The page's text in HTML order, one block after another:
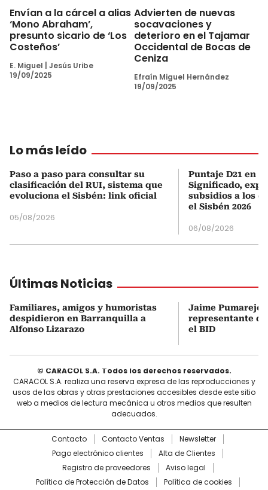
Envían a la cárcel a alias
‘Mono Abraham’,
presunto sicario de ‘Los
Costeños’
E. Miguel
Jesús Uribe
19/09/2025
Advierten de nuevas
socavaciones y
deterioro en el Tajamar
Occidental de Bocas de
Ceniza
Efraín Miguel Hernández
19/09/2025
Lo más leído
Paso a paso para consultar su
clasificación del RUI, sistema que
evoluciona el Sisbén: link oficial
05/08/2026
Puntaje D21 en
Significado,
subsidios a los
el Sisbén 2026
06/08/2026
Últimas Noticias
Familiares, amigos y humoristas
despidieron en Barranquilla a
Alfonso Lizarazo
Jaime Pumarejo
representante
el BID
© CARACOL S.A. Todos los derechos reservados.
CARACOL S.A. realiza una reserva expresa de las reproducciones y
usos de las obras y otras prestaciones accesibles desde este sitio
web a medios de lectura mecánica u otros medios que resulten
adecuados.
Contacto Contacto Ventas
Newsletter
Pago electrónico clientes
Alta de Clientes
Registro de proveedores
Aviso legal
Política de Protección de Datos
Política de cookies